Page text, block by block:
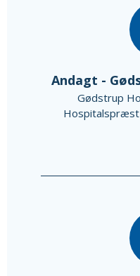
Andagt -
Gødstrup
Hospitalspræst